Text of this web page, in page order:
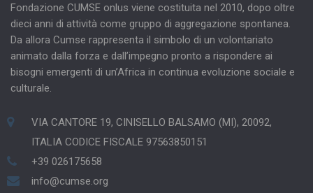
Fondazione CUMSE onlus viene costituita nel 2010, dopo oltre
dieci anni di attività come gruppo di aggregazione spontanea.
Da allora Cumse rappresenta il simbolo di un volontariato
animato dalla forza e dall’impegno pronto a rispondere ai
bisogni emergenti di un’Africa in continua evoluzione sociale e
culturale.
VIA CANTORE 19, CINISELLO BALSAMO (MI), 20092,
ITALIA CODICE FISCALE 97563850151
+39 026175658
info@cumse.org